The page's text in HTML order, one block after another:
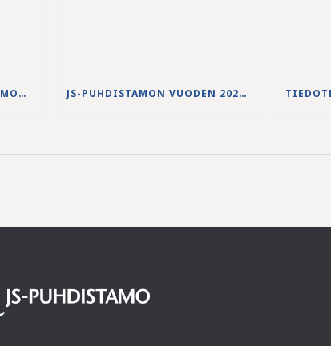
NENÄINNIEMEN PUHDISTAMON YLIVUODON 27.-28.5.2026 VESISTÖVAIKUTUKSET JS-PUHDISTAMON VUODEN 2025 VUOSIKERTOMUS ON JULKAISTU